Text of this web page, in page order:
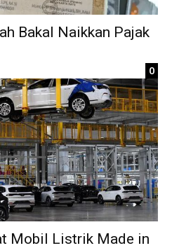
Bakal Naikkan Pajak
0
Mobil Listrik Made in